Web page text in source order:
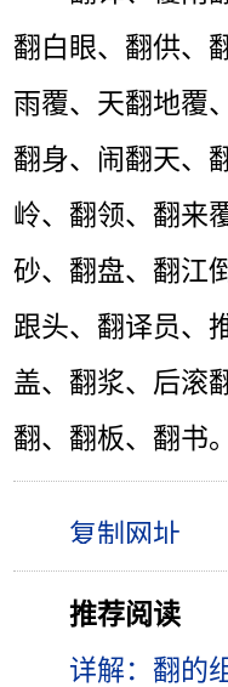
翻白眼、翻供、
雨覆、天翻地覆
翻身、闹翻天、
岭、翻领、翻来
砂、翻盘、翻江
跟头、翻译员、
盖、翻浆、后滚
翻、翻板、翻书。
推荐阅读
详解：翻的